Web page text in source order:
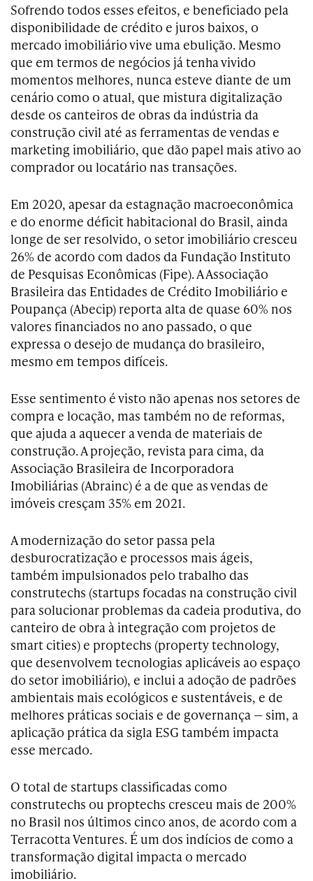
Sofrendo todos esses efeitos, e beneficiado pela
disponibilidade de crédito e juros baixos, o
mercado imobiliário vive uma ebulição. Mesmo
que em termos de negócios já tenha vivido
momentos melhores, nunca esteve diante de um
cenário como o atual, que mistura digitalização
desde os canteiros de obras da indústria da
construção civil até as ferramentas de vendas e
marketing imobiliário, que dão papel mais ativo ao
comprador ou locatário nas transações.
Em 2020, apesar da estagnação macroeconômica
e do enorme déficit habitacional do Brasil, ainda
longe de ser resolvido, o setor imobiliário cresceu
26% de acordo com dados da Fundação Instituto
de Pesquisas Econômicas (Fipe). A Associação
Brasileira das Entidades de Crédito Imobiliário e
Poupança (Abecip) reporta alta de quase 60% nos
valores financiados no ano passado, o que
expressa o desejo de mudança do brasileiro,
mesmo em tempos difíceis.
Esse sentimento é visto não apenas nos setores de
compra e locação, mas também no de reformas,
que ajuda a aquecer a venda de materiais de
construção. A projeção, revista para cima, da
Associação Brasileira de Incorporadora
Imobiliárias (Abrainc) é a de que as vendas de
imóveis cresçam 35% em 2021.
A modernização do setor passa pela
desburocratização e processos mais ágeis,
também impulsionados pelo trabalho das
construtechs (startups focadas na construção civil
para solucionar problemas da cadeia produtiva, do
canteiro de obra à integração com projetos de
smart cities) e proptechs (property technology,
que desenvolvem tecnologias aplicáveis ao espaço
do setor imobiliário), e inclui a adoção de padrões
ambientais mais ecológicos e sustentáveis, e de
melhores práticas sociais e de governança — sim, a
aplicação prática da sigla ESG também impacta
esse mercado.
O total de startups classificadas como
construtechs ou proptechs cresceu mais de 200%
no Brasil nos últimos cinco anos, de acordo com a
Terracotta Ventures. É um dos indícios de como a
transformação digital impacta o mercado
imobiliário.